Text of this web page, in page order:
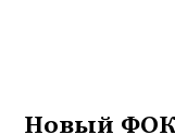
Новый ФОК